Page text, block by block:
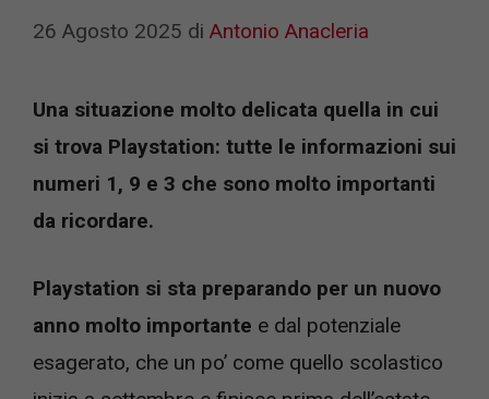
26 Agosto 2025 di Antonio Anacleria
Una situazione molto delicata quella in cui
si trova Playstation: tutte le informazioni sui
numeri 1, 9 e 3 che sono molto importanti
da ricordare.
Playstation si sta preparando per un nuovo
anno molto importante e dal potenziale
esagerato, che un po’ come quello scolastico